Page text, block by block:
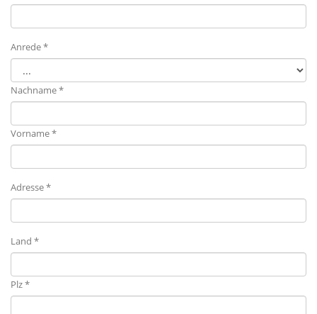
Anrede *
Nachname *
Vorname *
Adresse *
Land *
Plz *